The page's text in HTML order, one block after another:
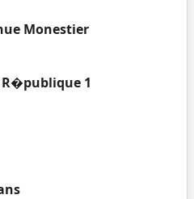
Monestier
R�publique 1